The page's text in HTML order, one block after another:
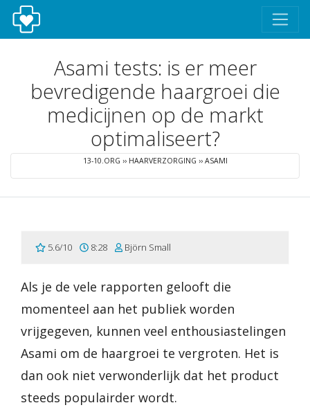
Asami tests: is er meer
bevredigende haargroei die
medicijnen op de markt
optimaliseert?
13-10.ORG ›› HAARVERZORGING ›› ASAMI
5.6/10 8:28 Björn Small
Als je de vele rapporten gelooft die
momenteel aan het publiek worden
vrijgegeven, kunnen veel enthousiastelingen
Asami om de haargroei te vergroten. Het is
dan ook niet verwonderlijk dat het product
steeds populairder wordt.